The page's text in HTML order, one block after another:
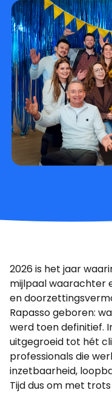
2026 is het jaar
mijlpaal waarachter
en
Rapasso geboren:
werd toen definitief.
uitgegroeid tot hét
professionals die
inzetbaarheid,
Tijd dus om met